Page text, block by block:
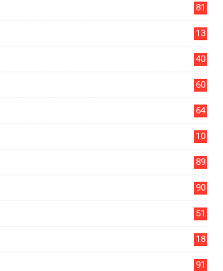
81
13
40
60
64
10
89
90
51
18
91